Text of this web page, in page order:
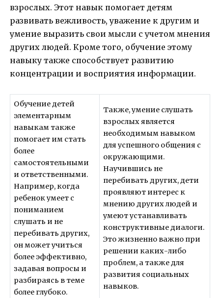
взрослых. Этот навык помогает детям
развивать вежливость, уважение к другим и
умение выразить свои мысли с учетом мнения
других людей. Кроме того, обучение этому
навыку также способствует развитию
концентрации и восприятия информации.
Обучение детей
элементарным
навыкам также
помогает им стать
более
самостоятельными
и ответственными.
Например, когда
ребенок умеет с
пониманием
слушать и не
перебивать других,
он может учиться
более эффективно,
задавая вопросы и
разбираясь в теме
более глубоко.
Также, умение слушать
взрослых является
необходимым навыком
для успешного общения с
окружающими.
Научившись не
перебивать других, дети
проявляют интерес к
мнению других людей и
умеют устанавливать
конструктивные диалоги.
Это жизненно важно при
решении каких-либо
проблем, а также для
развития социальных
навыков.